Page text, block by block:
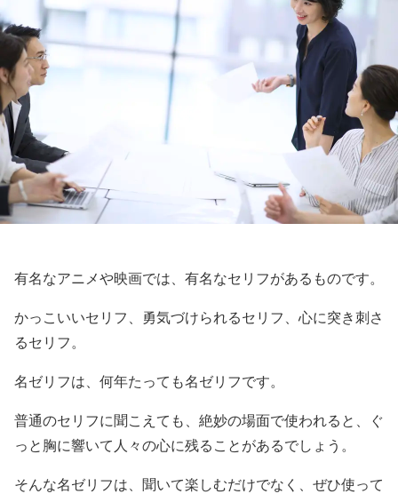
有名なアニメや映画では、有名なセリフがあるものです。
かっこいいセリフ、勇気づけられるセリフ、心に突き刺さ
るセリフ。
名ゼリフは、何年たっても名ゼリフです。
普通のセリフに聞こえても、絶妙の場面で使われると、ぐ
っと胸に響いて人々の心に残ることがあるでしょう。
そんな名ゼリフは、聞いて楽しむだけでなく、ぜひ使って